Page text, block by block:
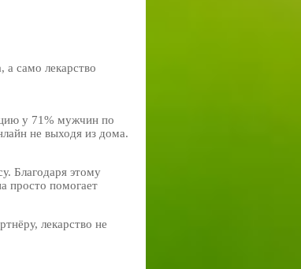
а само лекарство
у 71% мужчин по
не выходя из дома.
Благодаря этому
просто помогает
лекарство не